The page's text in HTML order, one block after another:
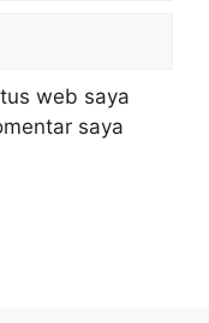
web saya
saya